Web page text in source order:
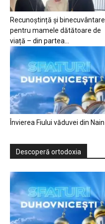
Recunoștință și binecuvântare
pentru mamele dătătoare de
viață – din partea...
Învierea Fiului văduvei din Nain
Descoperă ortodoxia